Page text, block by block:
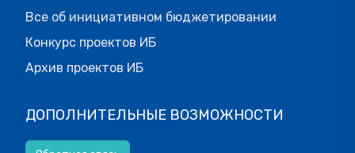
Все об инициативном бюджетировании
Конкурс проектов ИБ
Архив проектов ИБ
ДОПОЛНИТЕЛЬНЫЕ ВОЗМОЖНОСТИ